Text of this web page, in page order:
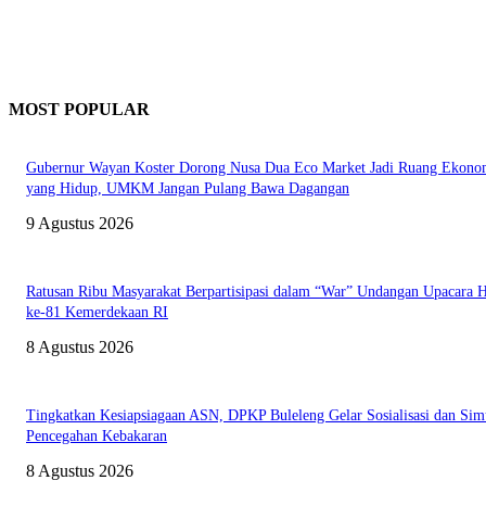
MOST POPULAR
Gubernur Wayan Koster Dorong Nusa Dua Eco Market Jadi Ruang
yang Hidup, UMKM Jangan Pulang Bawa Dagangan
9 Agustus 2026
Ratusan Ribu Masyarakat Berpartisipasi dalam “War” Undangan Upacara
ke-81 Kemerdekaan RI
8 Agustus 2026
Tingkatkan Kesiapsiagaan ASN, DPKP Buleleng Gelar Sosialisasi dan
Pencegahan Kebakaran
8 Agustus 2026